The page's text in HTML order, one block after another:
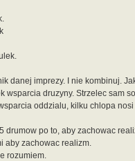
danej imprezy. I nie kombinuj.
wsparcia druzyny. Strzelec sam
oddzialu, kilku chlopa
drumow po to, aby zachowac
aby zachowac realizm.
rozumiem.